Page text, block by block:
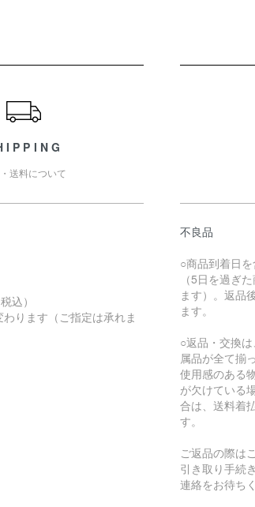
送料について
込）
わります（ご指定は承れま
不良品
○商品到着日
（5日を過ぎ
ます）。返品
ます。
○返品・交換
属品が全て揃
使用感のある
が欠けている
合は、送料着
す。
ご返品の際は
引き取り手続
連絡をお待ち